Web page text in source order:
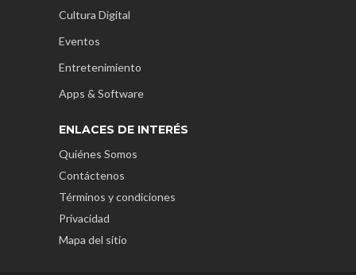
Cultura Digital
Eventos
Entretenimiento
Apps & Software
ENLACES DE INTERÉS
Quiénes Somos
Contáctenos
Términos y condiciones
Privacidad
Mapa del sitio